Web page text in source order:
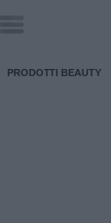
PRODOTTI BEAUTY